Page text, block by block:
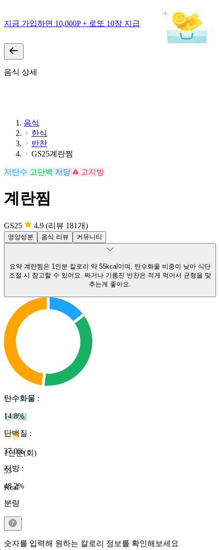
지금 가입하면 10,000P + 로또 10장 지급
음식 상세
음식
한식
반찬
GS25계란찜
저탄수 고단백 저당 고지방
계란찜
GS25 4.9 (리뷰 181개)
영양성분 음식 리뷰 커뮤니티
요약 계란찜은 1인분 칼로리 약 55kcal이며, 탄수화물 비중이 낮아 식단
조절 시 참고할 수 있어요. 짜거나 기름진 반찬은 적게 먹어서 균형을 맞
추는게 좋아요.
탄수화물
단백질
지방
1인분(회)
55
Kcal
탄수화물 :
14.8%
단백질 :
37.0%
지방 :
48.2%
분량
숫자를 입력해 원하는 칼로리 정보를 확인해보세요